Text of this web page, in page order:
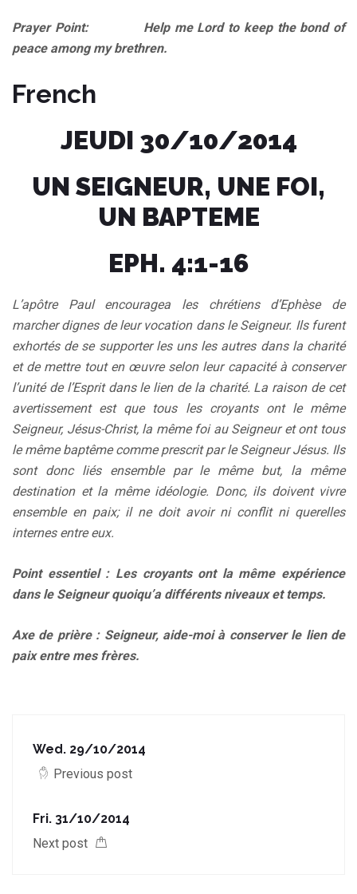
Prayer Point: Help me Lord to keep the bond of
peace among my brethren.
French
JEUDI 30/10/2014
UN SEIGNEUR, UNE FOI,
UN BAPTEME
EPH. 4:1-16
L’apôtre Paul encouragea les chrétiens d’Ephèse de
marcher dignes de leur vocation dans le Seigneur. Ils furent
exhortés de se supporter les uns les autres dans la charité
et de mettre tout en œuvre selon leur capacité à conserver
l’unité de l’Esprit dans le lien de la charité. La raison de cet
avertissement est que tous les croyants ont le même
Seigneur, Jésus-Christ, la même foi au Seigneur et ont tous
le même baptême comme prescrit par le Seigneur Jésus. Ils
sont donc liés ensemble par le même but, la même
destination et la même idéologie. Donc, ils doivent vivre
ensemble en paix; il ne doit avoir ni conflit ni querelles
internes entre eux.
Point essentiel : Les croyants ont la même expérience
dans le Seigneur quoiqu’a différents niveaux et temps.
Axe de prière : Seigneur, aide-moi à conserver le lien de
paix entre mes frères.
Wed. 29/10/2014
Previous post
Fri. 31/10/2014
Next post